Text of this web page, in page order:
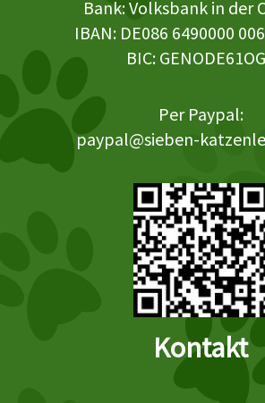
Bank: Volksbank in der
IBAN: DE086 6490000
BIC:
Per Paypal:
paypal@sieben-
Kontakt